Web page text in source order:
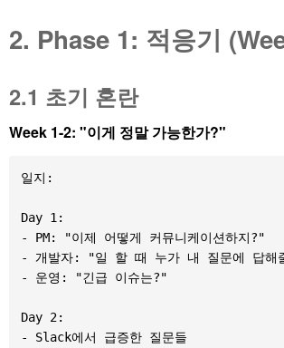
2. Phase 1: 적응기
2.1 초기 혼란
Week 1-2: "이게 정말 가능한가?"
일지:
Day 1:
- PM: "이제 어떻게 커뮤니케이션하지?"
- 개발자: "일 할 때 누가 내 질문에 답해
- 운영: "긴급 이슈는?"
Day 2:
- Slack에서 급증한 질문들